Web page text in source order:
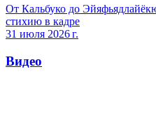
От Кальбуко до
стихию в кадре
31 июля 2026 г.
Видео